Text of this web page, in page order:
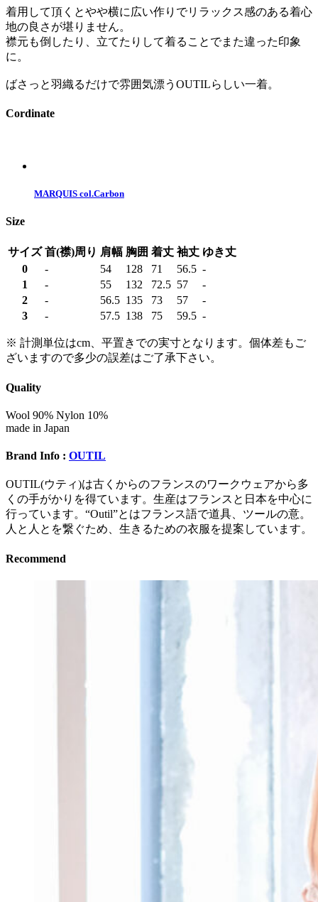
着用して頂くとやや横に広い作りでリラックス感のある着心
地の良さが堪りません。
襟元も倒したり、立てたりして着ることでまた違った印象
に。
ばさっと羽織るだけで雰囲気漂うOUTILらしい一着。
Cordinate
MARQUIS col.Carbon
Size
サイズ 首(襟)周り 肩幅 胸囲 着丈 袖丈 ゆき丈
0
- 54 128 71 56.5 -
1
- 55 132 72.5 57
-
2
- 56.5 135 73 57
-
3
- 57.5 138 75 59.5 -
※ 計測単位はcm、平置きでの実寸となります。個体差もご
ざいますので多少の誤差はご了承下さい。
Quality
Wool 90% Nylon 10%
made in Japan
Brand Info : OUTIL
OUTIL(ウティ)は古くからのフランスのワークウェアから多
くの手がかりを得ています。生産はフランスと日本を中心に
行っています。“Outil”とはフランス語で道具、ツールの意。
人と人とを繋ぐため、生きるための衣服を提案しています。
Recommend